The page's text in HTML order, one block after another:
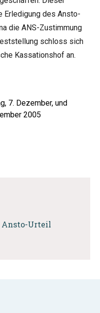
Erledigung des Ansto-
die ANS-Zustimmung
schloss sich
Kassationshof an.
7. Dezember, und
2005
Ansto-Urteil